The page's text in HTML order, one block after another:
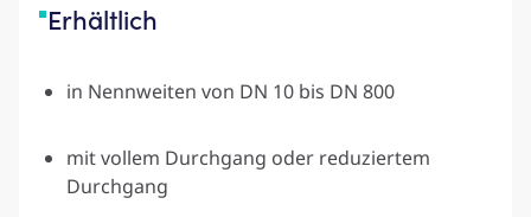
Erhältlich
in Nennweiten von DN 10 bis DN 800
mit vollem Durchgang oder reduziertem
Durchgang